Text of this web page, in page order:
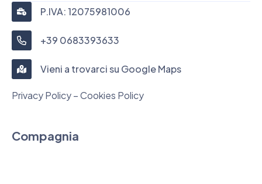
P.IVA: 12075981006
+39 0683393633
Vieni a trovarci su Google Maps
Privacy Policy – Cookies Policy
Compagnia